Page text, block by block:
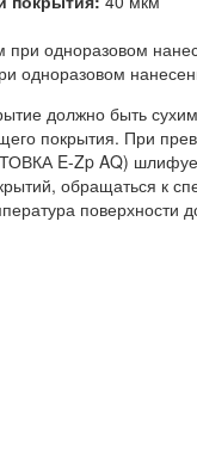
при одноразовом
одноразовом
должно быть
покрытия. При
E-Zp AQ)
обращаться к
поверхности